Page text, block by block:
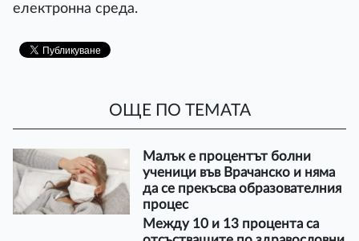
електронна среда.
ОЩЕ ПО ТЕМАТА
Малък е процентът болни
ученици във Врачанско и няма
да се прекъсва образователния
процес
Между 10 и 13 процента са